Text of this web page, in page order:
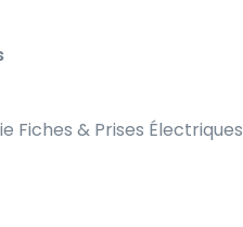
Fiches & Prises Électriques